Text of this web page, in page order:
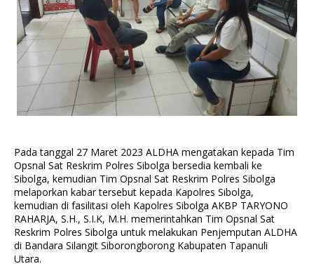
Pada tanggal 27 Maret 2023 ALDHA mengatakan kepada Tim
Opsnal Sat Reskrim Polres Sibolga bersedia kembali ke
Sibolga, kemudian Tim Opsnal Sat Reskrim Polres Sibolga
melaporkan kabar tersebut kepada Kapolres Sibolga,
kemudian di fasilitasi oleh Kapolres Sibolga AKBP TARYONO
RAHARJA, S.H., S.I.K, M.H. memerintahkan Tim Opsnal Sat
Reskrim Polres Sibolga untuk melakukan Penjemputan ALDHA
di Bandara Silangit Siborongborong Kabupaten Tapanuli
Utara.